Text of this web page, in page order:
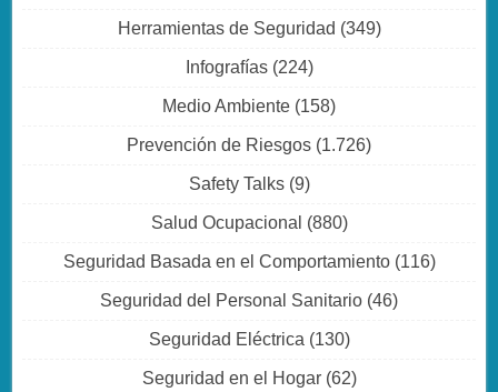
Herramientas de Seguridad (349)
Infografías(224)
Medio Ambiente (158)
Prevención de Riesgos (1.726)
Safety Talks(9)
Salud Ocupacional (880)
Seguridad Basada en el Comportamiento(116)
Seguridad del Personal Sanitario (46)
Seguridad Eléctrica (130)
Seguridad en el Hogar(62)